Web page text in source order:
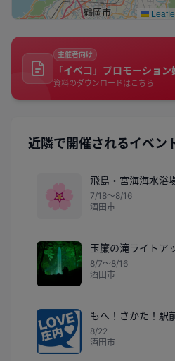
主催者向け
「イベコ」プロモーショ
資料のダウンロードはこちら
近隣で開催されるイベン
🌸
飛島・宮海海水浴
7/18〜8/16
酒田市
玉簾の滝ライトア
8/7〜8/16
酒田市
もへ！さかた！駅
8/22
酒田市